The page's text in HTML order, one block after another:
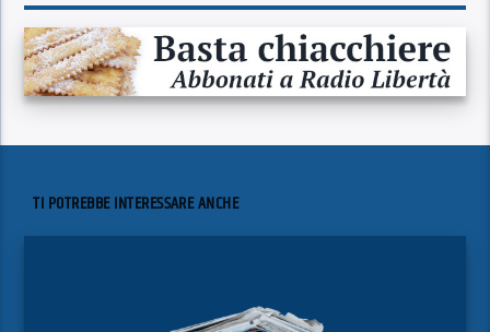
TI POTREBBE INTERESSARE ANCHE